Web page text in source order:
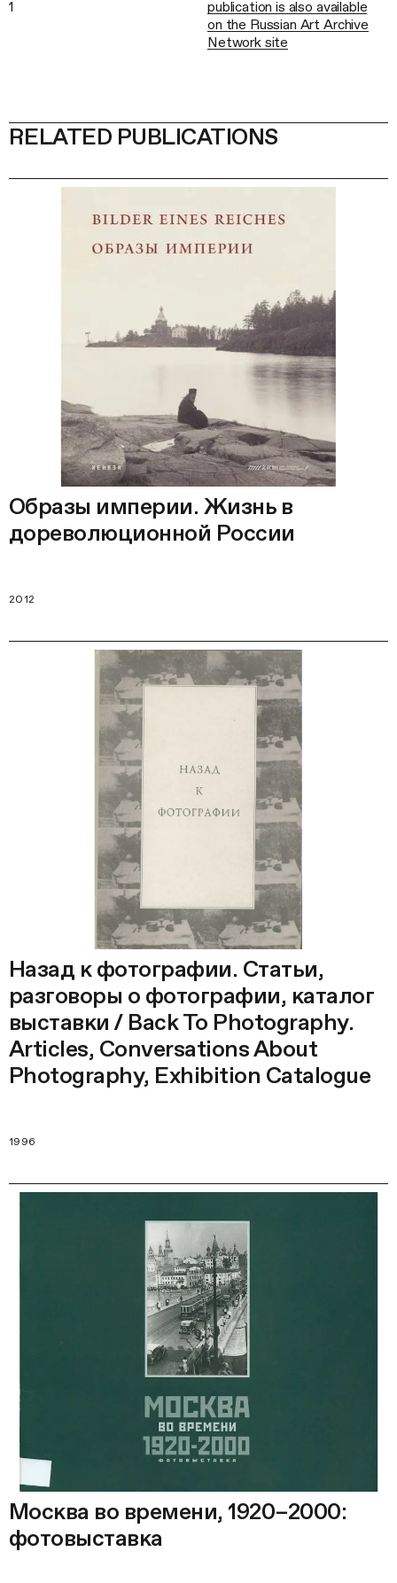
1
publication is also available
on the Russian Art Archive
Network site
RELATED PUBLICATIONS
Образы империи. Жизнь в
дореволюционной России
2012
Назад к фотографии. Статьи,
разговоры о фотографии, каталог
выставки / Back To Photography.
Articles, Conversations About
Photography, Exhibition Catalogue
1996
Москва во времени, 1920–2000:
фотовыставка